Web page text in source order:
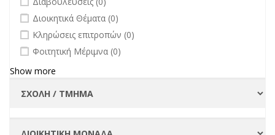
undefined
Διοικητικά Θέματα (0)
undefined
Κληρώσεις επιτροπών (0)
undefined
Φοιτητική Μέριμνα (0)
Show more